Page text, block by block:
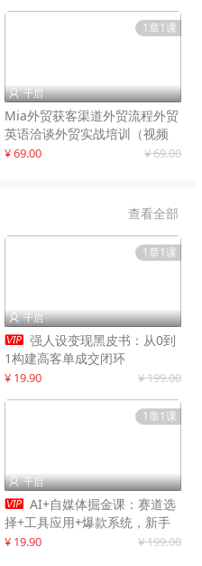
1章1课
 千启
Mia外贸获客渠道外贸流程外贸
英语洽谈外贸实战培训（视频
课）价值399元
¥ 69.00 ¥ 69.00
查看全部
1章1课
 千启
 强人设变现黑皮书：从0到
1构建高客单成交闭环
¥ 19.90 ¥ 199.00
1章1课
 千启
 AI+自媒体掘金课：赛道选
择+工具应用+爆款系统，新手
快速起步，副业月入8000+
¥ 19.90 ¥ 199.00